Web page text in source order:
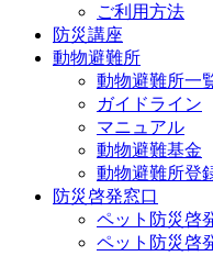
ご利用方法
防災講座
動物避難所
動物避難所一
ガイドライン
マニュアル
動物避難基金
動物避難所登
防災啓発窓口
ペット防災啓
ペット防災啓